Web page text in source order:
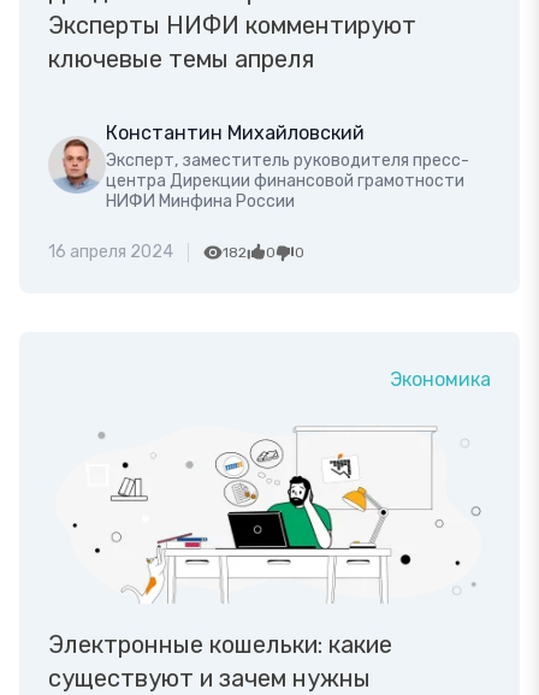
Эксперты НИФИ комментируют
ключевые темы апреля
Константин Михайловский
Эксперт, заместитель руководителя пресс-
центра Дирекции финансовой грамотности
НИФИ Минфина России
16 апреля 2024 182 0 0
Экономика
Электронные кошельки: какие
существуют и зачем нужны